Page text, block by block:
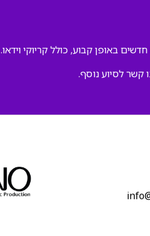
באופן קבוע, כולל קריוקי וידאו.
קשר לסיוע נוסף.